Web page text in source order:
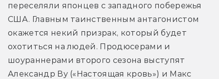
переселяли японцев с западного побережья
США. Главным таинственным антагонистом
окажется некий призрак, который будет
охотиться на людей. Продюсерами и
шоураннерами второго сезона выступят
Александр Ву («Настоящая кровь») и Макс